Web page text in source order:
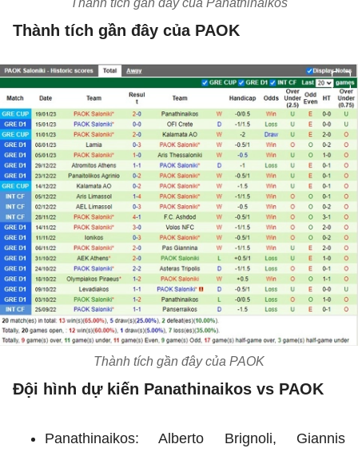
Thành tích gần đây của Panathinaikos
Thành tích gần đây của PAOK
Thành tích gần đây của PAOK
Đội hình dự kiến Panathinaikos vs PAOK
Panathinaikos: Alberto Brignoli, Giannis